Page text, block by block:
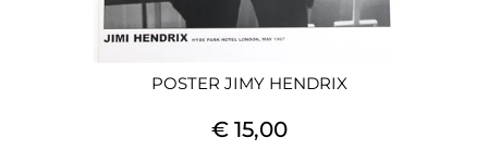
POSTER JIMY HENDRIX
€ 15,00